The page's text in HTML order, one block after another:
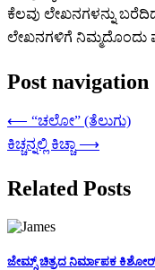
ಕೆಲವು ಲೇಖನಗಳನ್ನು
ಲೇಖನಗಳಿಗೆ ನಿಮ್ಮದೊಂದು
Post navigation
⟵ “ಚಲೋ” (ತೆಲುಗು)
ಕಿಚ್ಚನ್ನಲ್ಲಿ ಕಿಚ್ಚಾ ⟶
Related Posts
ಜೇಮ್ಸ್ ಚಿತ್ರದ ನಿರ್ಮಾಪಕ